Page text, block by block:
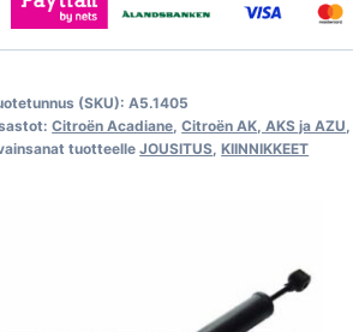
(SKU):A5.1405
Citroën Acadiane ,Citroën AK, AKS ja AZU
tuotteelleJOUSITUS ,KIINNIKKEET